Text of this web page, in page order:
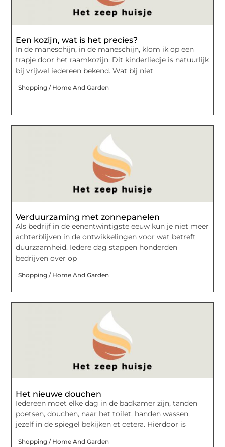
Een kozijn, wat is het precies?
In de maneschijn, in de maneschijn, klom ik op een
trapje door het raamkozijn. Dit kinderliedje is natuurlijk
bij vrijwel iedereen bekend. Wat bij niet
Shopping / Home And Garden
Verduurzaming met zonnepanelen
Als bedrijf in de eenentwintigste eeuw kun je niet meer
achterblijven in de ontwikkelingen voor wat betreft
duurzaamheid. Iedere dag stappen honderden
bedrijven over op
Shopping / Home And Garden
Het nieuwe douchen
Iedereen moet elke dag in de badkamer zijn, tanden
poetsen, douchen, naar het toilet, handen wassen,
jezelf in de spiegel bekijken et cetera. Hierdoor is
Shopping / Home And Garden